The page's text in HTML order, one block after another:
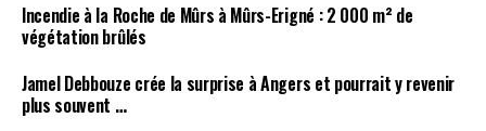
Incendie à la Roche de Mûrs à Mûrs-Erigné : 2 000 m² de
végétation brûlés
Jamel Debbouze crée la surprise à Angers et pourrait y revenir
plus souvent …